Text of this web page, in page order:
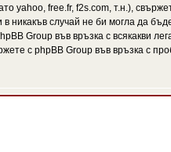
yahoo, free.fr, f2s.com, т.н.),
никакъв случай не би могла да
Group във връзка с всякакви
с phpBB Group във връзка с